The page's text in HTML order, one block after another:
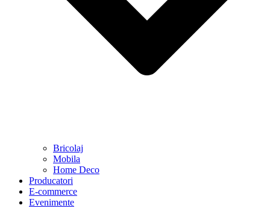
Bricolaj
Mobila
Home Deco
Producatori
E-commerce
Evenimente